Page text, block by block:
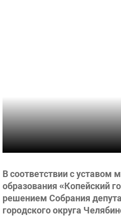
В соответствии с уставом
образования «Копейский
решением Собрания
городского округа